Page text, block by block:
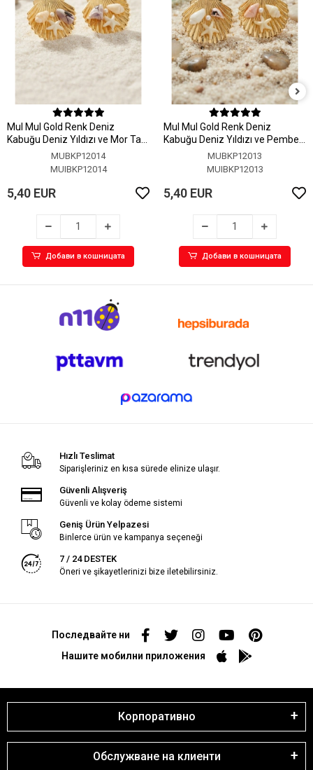
MuI MuI Gold Renk Deniz
Kabuğu Deniz Yıldızı ve Mor Taş
Detaylı KüpeMUBKP12014
MUIBKP12014
5,40 EUR
Добави в кошницата
MuI MuI Gold Renk Deniz
Kabuğu Deniz Yıldızı ve Pembe
Taş Detaylı Küpe
MUBKP12013
MUIBKP12013
5,40 EUR
Добави в кошницата
Hızlı Teslimat
Siparişleriniz en kısa sürede elinize ulaşır.
Güvenli Alışveriş
Güvenli ve kolay ödeme sistemi
Geniş Ürün Yelpazesi
Binlerce ürün ve kampanya seçeneği
7 / 24 DESTEK
Öneri ve şikayetlerinizi bize iletebilirsiniz.
Последвайте ни
Нашите мобилни приложения
Корпоративно
Обслужване на клиенти